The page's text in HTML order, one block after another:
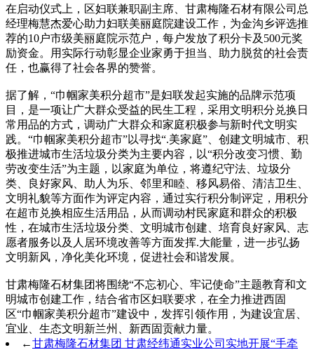
在启动仪式上，区妇联兼职副主席、甘肃梅隆石材有限公司总
经理梅慧杰爱心助力妇联美丽庭院建设工作，为金沟乡评选推
荐的10户市级美丽庭院示范户，每户发放了积分卡及500元奖
励资金。用实际行动彰显企业家勇于担当、助力脱贫的社会责
任，也赢得了社会各界的赞誉。
据了解，“巾帼家美积分超市”是妇联发起实施的品牌示范项
目，是一项让广大群众受益的民生工程，采用文明积分兑换日
常用品的方式，调动广大群众和家庭积极参与新时代文明实
践。“巾帼家美积分超市”以寻找“.美家庭”、创建文明城市、积
极推进城市生活垃圾分类为主要内容，以“积分改变习惯、勤
劳改变生活”为主题，以家庭为单位，将遵纪守法、垃圾分
类、良好家风、助人为乐、邻里和睦、移风易俗、清洁卫生、
文明礼貌等方面作为评定内容，通过实行积分制评定，用积分
在超市兑换相应生活用品，从而调动村民家庭和群众的积极
性，在城市生活垃圾分类、文明城市创建、培育良好家风、志
愿者服务以及人居环境改善等方面发挥.大能量，进一步弘扬
文明新风，净化美化环境，促进社会和谐发展。
甘肃梅隆石材集团将围绕“不忘初心、牢记使命”主题教育和文
明城市创建工作，结合省市区妇联要求，在全力推进西固
区“巾帼家美积分超市”建设中，发挥引领作用，为建设宜居、
宜业、生态文明新兰州、新西固贡献力量。
←甘肃梅隆石材集团 甘肃经纬通实业公司实地开展“手牵